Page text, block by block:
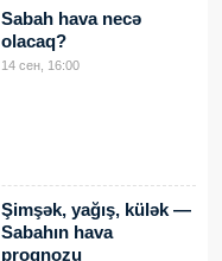
Sabah hava necə
olacaq?
14 сен, 16:00
Şimşək, yağış, külək —
Sabahın hava
proqnozu